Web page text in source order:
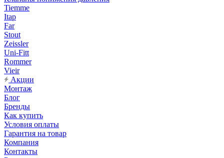
Tiemme
Itap
Far
Stout
Zeissler
Uni-Fitt
Rommer
Vieir
Акции
Монтаж
Блог
Бренды
Как купить
Условия оплаты
Гарантия на товар
Компания
Контакты